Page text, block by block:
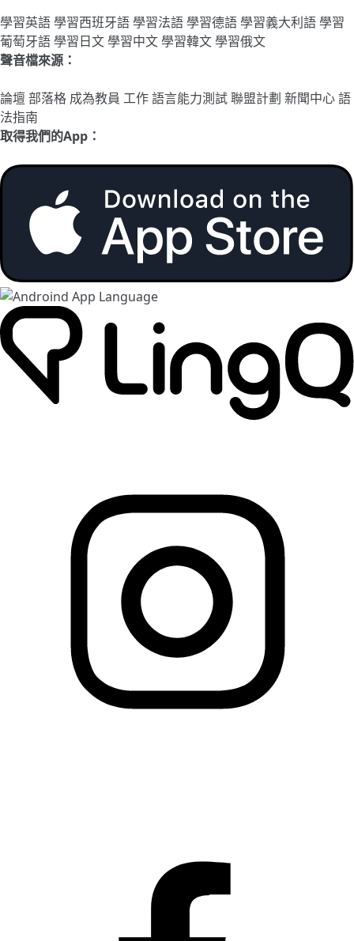
學習英語學習西班牙語學習法語學習德語學習義大利語學習
葡萄牙語學習日文學習中文學習韓文學習俄文
聲音檔來源：
論壇部落格 成為教員 工作語言能力測試聯盟計劃 新聞中心語
法指南
取得我們的App：